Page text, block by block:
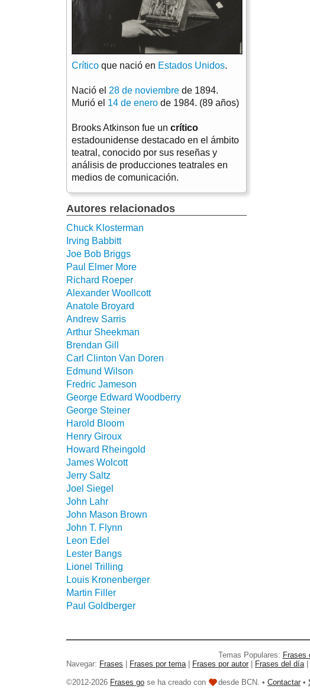
Crítico que nació en Estados Unidos.
Nació el 28 de noviembre de 1894.
Murió el 14 de enero de 1984. (89 años)
Brooks Atkinson fue un crítico
estadounidense destacado en el ámbito
teatral, conocido por sus reseñas y
análisis de producciones teatrales en
medios de comunicación.
Autores relacionados
Chuck Klosterman
Irving Babbitt
Joe Bob Briggs
Paul Elmer More
Richard Roeper
Alexander Woollcott
Anatole Broyard
Andrew Sarris
Arthur Sheekman
Brendan Gill
Carl Clinton Van Doren
Edmund Wilson
Fredric Jameson
George Edward Woodberry
George Steiner
Harold Bloom
Henry Giroux
Howard Rheingold
James Wolcott
Jerry Saltz
Joel Siegel
John Lahr
John Mason Brown
John T. Flynn
Leon Edel
Lester Bangs
Lionel Trilling
Louis Kronenberger
Martin Filler
Paul Goldberger
Temas Populares: Frases
Navegar: Frases Frases por tema Frases por autor Frases del día
©2012-2026 Frases go se ha creado con desde BCN. • Contactar •